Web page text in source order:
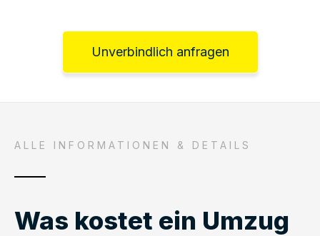
Unverbindlich anfragen
ALLE INFORMATIONEN & DETAILS
Was kostet ein Umzug